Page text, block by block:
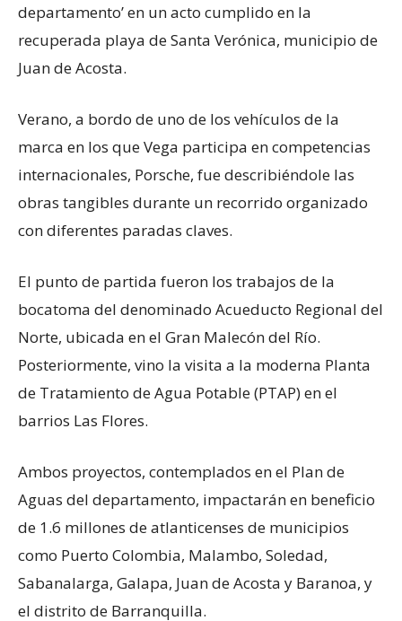
departamento’ en un acto cumplido en la
recuperada playa de Santa Verónica, municipio de
Juan de Acosta.
Verano, a bordo de uno de los vehículos de la
marca en los que Vega participa en competencias
internacionales, Porsche, fue describiéndole las
obras tangibles durante un recorrido organizado
con diferentes paradas claves.
El punto de partida fueron los trabajos de la
bocatoma del denominado Acueducto Regional del
Norte, ubicada en el Gran Malecón del Río.
Posteriormente, vino la visita a la moderna Planta
de Tratamiento de Agua Potable (PTAP) en el
barrios Las Flores.
Ambos proyectos, contemplados en el Plan de
Aguas del departamento, impactarán en beneficio
de 1.6 millones de atlanticenses de municipios
como Puerto Colombia, Malambo, Soledad,
Sabanalarga, Galapa, Juan de Acosta y Baranoa, y
el distrito de Barranquilla.